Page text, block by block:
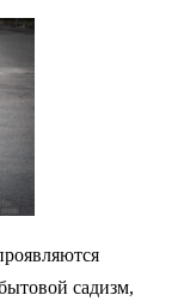
садизм,